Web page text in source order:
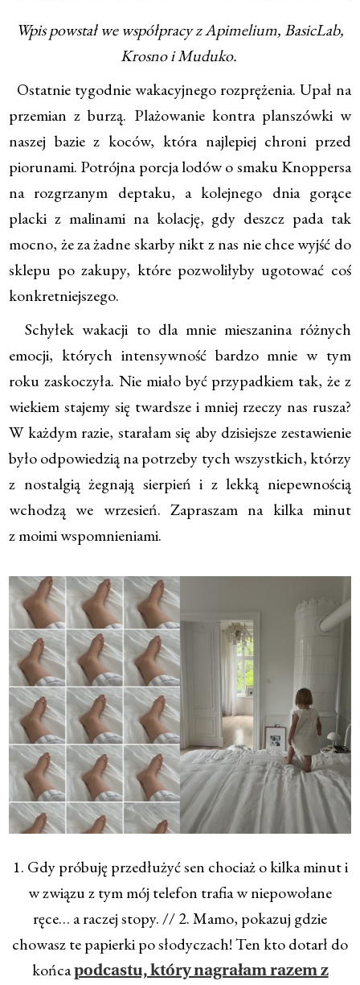
Wpis powstał we współpracy z Apimelium, BasicLab,
Krosno i Muduko.
Ostatnie tygodnie wakacyjnego rozprężenia. Upał na
przemian z burzą. Plażowanie kontra planszówki w
naszej bazie z koców, która najlepiej chroni przed
piorunami. Potrójna porcja lodów o smaku Knoppersa
na rozgrzanym deptaku, a kolejnego dnia gorące
placki z malinami na kolację, gdy deszcz pada tak
mocno, że za żadne skarby nikt z nas nie chce wyjść do
sklepu po zakupy, które pozwoliłyby ugotować coś
konkretniejszego.
Schyłek wakacji to dla mnie mieszanina różnych
emocji, których intensywność bardzo mnie w tym
roku zaskoczyła. Nie miało być przypadkiem tak, że z
wiekiem stajemy się twardsze i mniej rzeczy nas rusza?
W każdym razie, starałam się aby dzisiejsze zestawienie
było odpowiedzią na potrzeby tych wszystkich, którzy
z nostalgią żegnają sierpień i z lekką niepewnością
wchodzą we wrzesień. Zapraszam na kilka minut
z moimi wspomnieniami.
1. Gdy próbuję przedłużyć sen chociaż o kilka minut i
w związu z tym mój telefon trafia w niepowołane
ręce… a raczej stopy. // 2. Mamo, pokazuj gdzie
chowasz te papierki po słodyczach! Ten kto dotarł do
końcapodcastu, który nagrałam razem z